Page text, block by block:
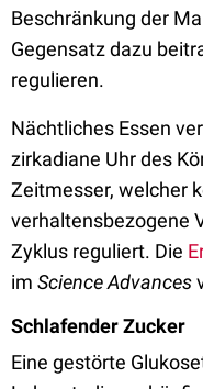
Beschränkung der
Gegensatz dazu
regulieren.
Nächtliches Essen
zirkadiane Uhr des
Zeitmesser, welcher
verhaltensbezogene
Zyklus reguliert. Die
im Science Advances
Schlafender Zucker
Eine gestörte